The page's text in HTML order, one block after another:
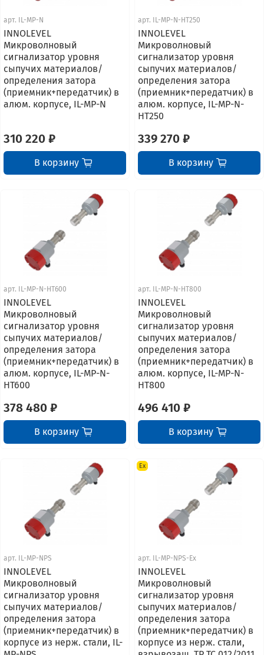
арт. IL-MP-N
INNOLEVEL
Микроволновый
сигнализатор уровня
сыпучих материалов/
определения затора
(приемник+передатчик) в
алюм. корпусе, IL-MP-N
310 220 ₽
В корзину
арт. IL-MP-N-HT250
INNOLEVEL
Микроволновый
сигнализатор уровня
сыпучих материалов/
определения затора
(приемник+передатчик) в
алюм. корпусе, IL-MP-N-
HT250
339 270 ₽
В корзину
арт. IL-MP-N-HT600
INNOLEVEL
Микроволновый
сигнализатор уровня
сыпучих материалов/
определения затора
(приемник+передатчик) в
алюм. корпусе, IL-MP-N-
HT600
378 480 ₽
В корзину
арт. IL-MP-N-HT800
INNOLEVEL
Микроволновый
сигнализатор уровня
сыпучих материалов/
определения затора
(приемник+передатчик) в
алюм. корпусе, IL-MP-N-
HT800
496 410 ₽
В корзину
арт. IL-MP-NPS
INNOLEVEL
Микроволновый
сигнализатор уровня
сыпучих материалов/
определения затора
(приемник+передатчик) в
корпусе из нерж. стали, IL-
Ex
арт. IL-MP-NPS-Ex
INNOLEVEL
Микроволновый
сигнализатор уровня
сыпучих материалов/
определения затора
(приемник+передатчик) в
корпусе из нерж. стали,